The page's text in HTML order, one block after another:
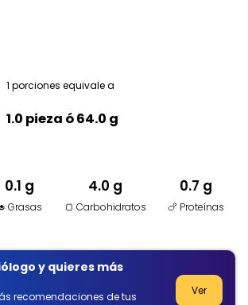
1 porciones equivale a
1.0 pieza ó 64.0 g
0.1 g
Grasas
4.0 g
🍞 Carbohidratos
0.7 g
🍗 Proteínas
y quieres más
recomendaciones de tus
Ver